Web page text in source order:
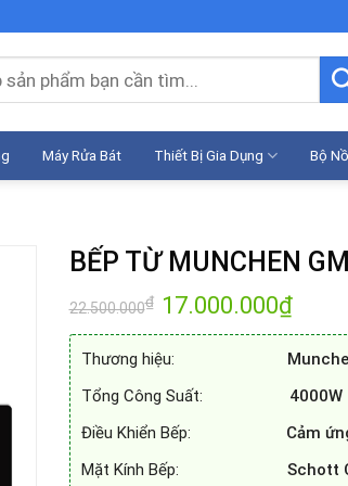
Máy Rửa Bát Thiết Bị Gia Dụng Bộ
BẾP TỪ MUNCHEN
22.500.000₫ Giá
gốc
là:
17.000.000₫Giá
hiện
tại
Thương hiệu:
Tổng Công Suất:
4000W
Điều Khiển Bếp: Cảm
Mặt Kính Bếp: Schott